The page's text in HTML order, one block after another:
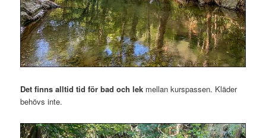
Det finns alltid tid för bad och lek mellan kurspassen. Kläder
behövs inte.